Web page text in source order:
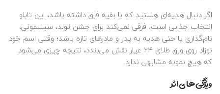
اگر دنبال هدیه‌ای هستید که با بقیه فرق داشته باشد، این تابلو
انتخاب جذابی است. فرقی نمی‌کند برای جشن تولد، سیسمونی،
نام‌گذاری یا حتی هدیه به پدر و مادرهای تازه باشد؛ وقتی اسم خود
نوزاد روی ورق طلای ۲۴ عیار نقش می‌بندد، نتیجه چیزی می‌شود
که هیچ نمونه مشابهی ندارد.
ویژگی‌های اثر